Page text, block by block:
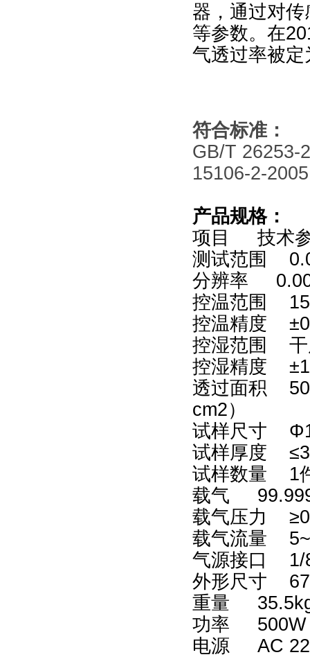
器，通过对
等参数。在
气透过率被
符合标准：
GB/T 26253-
15106-2-
产品规格：
项目 技术
测试范围
分辨率
控温范围
控温精度
控湿范围 干
控湿精度
透过面积
cm2）
试样尺寸
试样厚度
试样数量 1
载气
载气压力
载气流量
气源接口 1/
外形尺寸
重量
功率
电源 AC